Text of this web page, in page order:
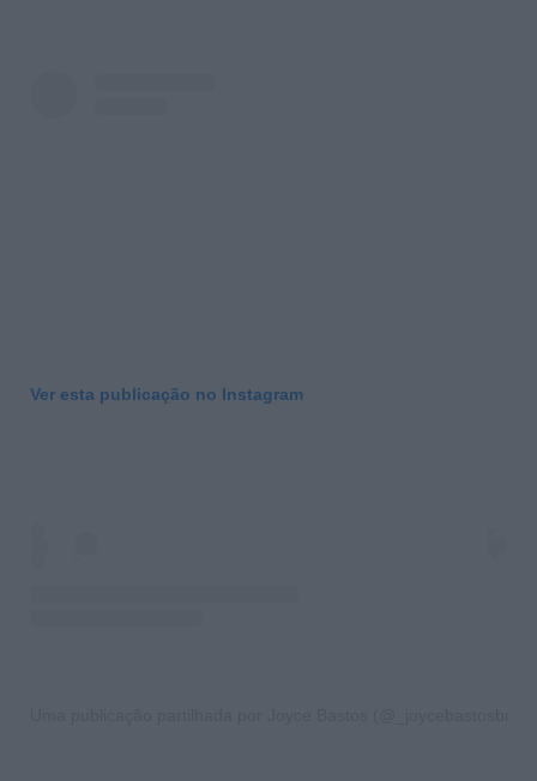
Ver esta publicação no Instagram